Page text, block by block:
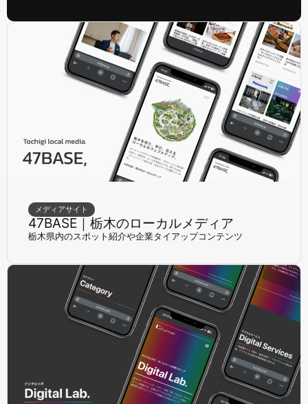
メディアサイト
47BASE｜栃木のローカルメディア
栃木県内のスポット紹介や企業タイアップコンテンツ